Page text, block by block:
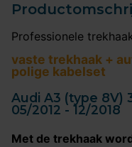
Professionele
vaste trekhaak +
polige kabelset
Audi A3 (type 8V)
05/2012 - 12/2018
Met de trekhaak